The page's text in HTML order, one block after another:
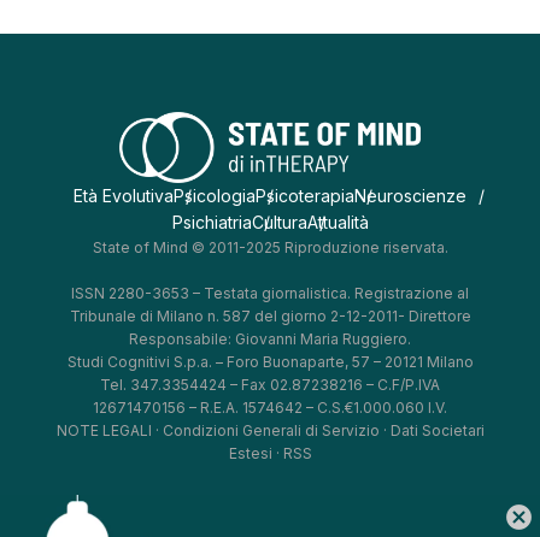
Età EvolutivaPsicologiaPsicoterapiaNeuroscienze
PsichiatriaCulturaAttualità
State of Mind © 2011-2025 Riproduzione riservata.
ISSN 2280-3653 – Testata giornalistica. Registrazione al
Tribunale di Milano n. 587 del giorno 2-12-2011- Direttore
Responsabile: Giovanni Maria Ruggiero.
Studi Cognitivi S.p.a. – Foro Buonaparte, 57 – 20121 Milano
Tel. 347.3354424 – Fax 02.87238216 – C.F/P.IVA
12671470156 – R.E.A. 1574642 – C.S.€1.000.060 I.V.
NOTE LEGALI · Condizioni Generali di Servizio · Dati Societari
Estesi · RSS
cancel